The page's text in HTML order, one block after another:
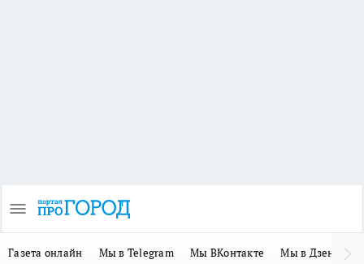
Газета онлайн Мы в Telegram Мы ВКонтакте Мы в Дзене